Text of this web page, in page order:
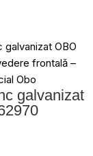
galvanizat